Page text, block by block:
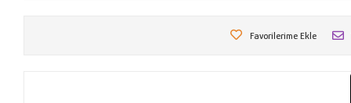
Favorilerime Ekle